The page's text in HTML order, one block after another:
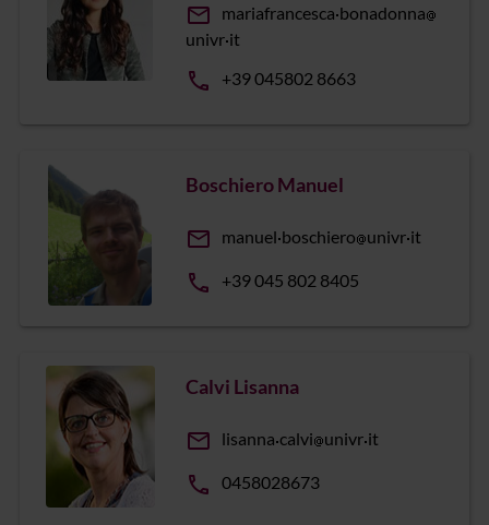
email mariafrancesca bonadonna
univr it
phone +39 045802 8663
Boschiero Manuel
email manuel boschiero univr it
phone +39 045 802 8405
Calvi Lisanna
email lisanna calvi univr it
phone 0458028673